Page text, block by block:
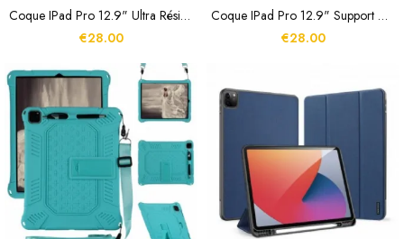
Coque IPad Pro 12.9" Ultra Résistante Texturée
€28.00
Coque IPad Pro 12.9" Support Ajustable
€28.00